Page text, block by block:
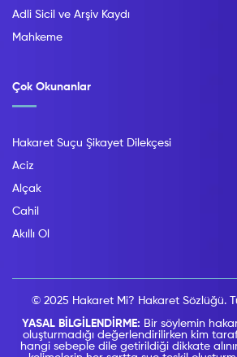
Adli Sicil ve Arşiv Kaydı
Mahkeme
Çok Okunanlar
Hakaret Suçu Şikayet Dilekçesi
Aciz
Alçak
Cahil
Akıllı Ol
© 2025 Hakaret Mi? Hakaret Sözlüğü.
YASAL BİLGİLENDİRME: Bir söylemin
oluşturmadığı değerlendirilirken kim
hangi sebeple dile getirildiği dikkate